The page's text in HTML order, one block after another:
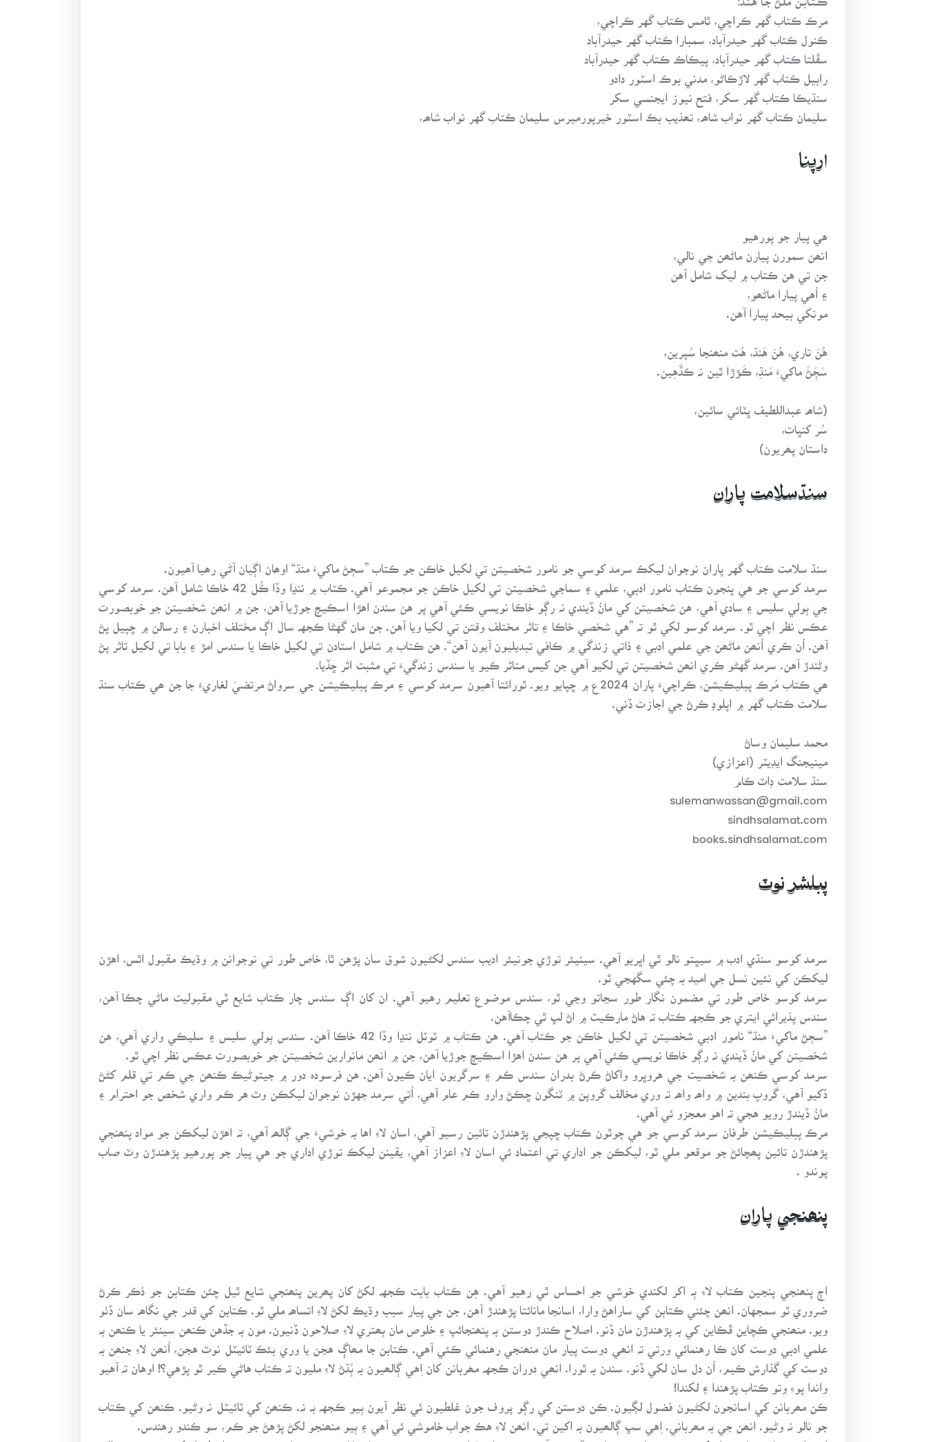
مرڪ ڪتاب گهر ڪراچي، ٿامس ڪتاب گهر ڪراچي،
ڪنول ڪتاب گهر حيدرآباد، سمبارا ڪتاب گهر حيدرآباد
سڦلتا ڪتاب گهر حيدرآباد، پيڪاڪ ڪتاب گهر حيدرآباد
رابيل ڪتاب گهر لاڙڪاڻو، مدني بوڪ اسٽور دادو
سنڌيڪا ڪتاب گهر سکر، فتح نيوز ايجنسي سکر
سليمان ڪتاب گهر نواب شاھہ، تھذيب بڪ اسٽور خيرپورميرس سليمان ڪتاب گهر نواب شاھہ،
ارپنا
هي پيار جو پورهيو
انھن سمورن پيارن ماڻھن جي نالي،
جن تي هن ڪتاب ۾ ليک شامل آهن
۽ اُهي پيارا ماڻھو،
مونکي بيحد پيارا آهن.
هُنَ تاري، هُنَ هَنڌ، هُت منھنجا سُپرين،
سَڄَڻَ ماکيءَ مَنڌِ، ڪَؤڙا ٿين نہ ڪڏَهِين.
(شاھہ عبداللطيف ڀٽائي سائين،
سُر کنڀات،
داستان پھريون)
سنڌسلامت پاران
سنڌ سلامت ڪتاب گهر پاران نوجوان ليکڪ سرمد کوسي جو نامور شخصيتن تي لکيل خاڪن جو ڪتاب ”سڄڻ ماکيءَ منڌ“ اوھان اڳيان آڻي رھيا آھيون.
سرمد کوسي جو هي پنجون ڪتاب نامور ادبي، علمي ۽ سماجي شخصيتن تي لکيل خاڪن جو مجموعو آهي. ڪتاب ۾ ننڍا وڏا ڪُل 42 خاڪا شامل آهن. سرمد کوسي
جي ٻولي سليس ۽ سادي آهي، هن شخصيتن کي مانُ ڏيندي نہ رڳو خاڪا نويسي ڪئي آهي پر هن سندن اهڙا اسڪيچ جوڙيا آهن، جن ۾ انھن شخصيتن جو خوبصورت
عڪس نظر اچي ٿو. سرمد کوسو لکي ٿو تہ ”هي شخصي خاڪا ۽ تاثر مختلف وقتن تي لکيا ويا آهن. جن مان گهڻا ڪجهہ سال اڳ مختلف اخبارن ۽ رسالن ۾ ڇپيل پڻ
آهن. اُن ڪري اُنھن ماڻھن جي علمي ادبي ۽ ذاتي زندگي ۾ ڪافي تبديليون آيون آهن“. هن ڪتاب ۾ شامل استادن تي لکيل خاڪا يا سندس امڙ ۽ بابا تي لکيل تاثر پڻ
وڻندڙ آهن. سرمد گهڻو ڪري انھن شخصيتن تي لکيو آهي جن کيس متاثر ڪيو يا سندس زندگيءَ تي مثبت اثر ڇڏيا.
ھي ڪتاب مُرڪ پبليڪيشن، ڪراچيءَ پاران 2024ع ۾ ڇپايو ويو. ٿورائتا آھيون سرمد کوسي ۽ مرڪ پبليڪيشن جي سرواڻ مرتضيٰ لغاريءَ جا جن ھي ڪتاب سنڌ
سلامت ڪتاب گهر ۾ اپلوڊ ڪرڻ جي اجازت ڏني.
محمد سليمان وساڻ
مينيجنگ ايڊيٽر (اعزازي)
سنڌ سلامت ڊاٽ ڪام
sulemanwassan@gmail.com
sindhsalamat.com
books.sindhsalamat.com
پبلشر نوٽ
سرمد کوسو سنڌي ادب ۾ سيڀتو نالو ٿي اڀريو آهي. سينيئر توڙي جونيئر اديب سندس لکڻيون شوق سان پڙهن ٿا، خاص طور تي نوجوانن ۾ وڌيڪ مقبول اٿس، اهڙن
ليکڪن کي نئين نسل جي اميد بہ چئي سگهجي ٿو.
سرمد کوسو خاص طور تي مضمون نگار طور سڃاتو وڃي ٿو، سندس موضوع تعليم رهيو آهي. ان کان اڳ سندس چار ڪتاب شايع ٿي مقبوليت ماڻي چڪا آهن،
سندس پذيرائي ايتري جو ڪجهہ ڪتاب تہ هاڻ مارڪيٽ ۾ اڻ لڀ ٿي چڪاآهن.
”سڄڻ ماکيءَ منڌ“ نامور ادبي شخصيتن تي لکيل خاڪن جو ڪتاب آهي. هن ڪتاب ۾ ٽوٽل ننڍا وڏا 42 خاڪا آهن. سندس ٻولي سليس ۽ سليڪي واري آهي، هن
شخصيتن کي مانُ ڏيندي نہ رڳو خاڪا نويسي ڪئي آهي پر هن سندن اهڙا اسڪيچ جوڙيا آهن، جن ۾ انھن مانوارين شخصيتن جو خوبصورت عڪس نظر اچي ٿو.
سرمد کوسي ڪنھن بہ شخصيت جي هروڀرو واکاڻ ڪرڻ بدران سندس ڪم ۽ سرگريون ايان ڪيون آهن. هن فرسودہ دور ۾ جيتوڻيڪ ڪنھن جي ڪم تي قلم کڻڻ
ڏکيو آهي، گروپ بندين ۾ واھہ واھہ تہ وري مخالف گروپن ۾ ٽنگون ڇڪڻ وارو ڪم عام آهي، اُتي سرمد جهڙن نوجوان ليکڪن وٽ هر ڪم واري شخص جو احترام ۽
مانُ ڏيندڙ رويو هجي تہ اهو معجزو ئي آهي.
مرڪ پبليڪيشن طرفان سرمد کوسي جو هي چوٿون ڪتاب ڇپجي پڙهندڙن تائين رسيو آهي، اسان لاءِ اها بہ خوشيءَ جي ڳالھہ آهي، تہ اهڙن ليکڪن جو مواد پنھنجي
پڙهندڙن تائين پھچائڻ جو موقعو ملي ٿو، ليکڪن جو اداري تي اعتماد ئي اسان لاءِ اعزاز آهي، يقينن ليکڪ توڙي اداري جو هي پيار جو پورهيو پڙهندڙن وٽ صاب
پنھنجي پاران
اڄ پنھنجي پنجين ڪتاب لاءِ ٻہ اکر لکندي خوشي جو احساس ٿي رهيو آهي. هِن ڪتاب بابت ڪجهہ لکڻ کان پھرين پنھنجي شايع ٿيل چئن ڪتابن جو ذڪر ڪرڻ
ضروري ٿو سمجهان. انھن چئني ڪتابن کي ساراهڻ وارا، اسانجا مانائتا پڙهندڙ آهن. جن جي پيار سبب وڌيڪ لکڻ لاءِ اتساھہ ملي ٿو. ڪتابن کي قدر جي نگاھہ سان ڏٺو
ويو. منھنجي ڪچاين ڦڪاين کي بہ پڙهندڙن مان ڏنو. اصلاح ڪندڙ دوستن بہ پنھنجائپ ۽ خلوص مان بھتري لاءِ صلاحون ڏنيون. مون بہ جڏهن ڪنھن سينئر يا ڪنھن بہ
علمي ادبي دوست کان ڪا رهنمائي ورتي تہ انھي دوست پيار مان منھنجي رهنمائي ڪئي آهي. ڪتابن جا مھاڳ هجن يا وري بئڪ ٽائيٽل نوٽ هجن، اُنھن لاءِ جنھن بہ
دوست کي گذارش ڪيم، اُن دل سان لکي ڏنو. سندن بہ ٿورا. انھي دوران ڪجهہ مھربانن کان اِهي ڳالھيون بہ ٻُڌڻ لاءِ مليون تہ ڪتاب هاڻي ڪير ٿو پڙهي؟! اوهان تہ آهيو
واندا پوءِ وتو ڪتاب پڙهندا ۽ لکندا!
ڪن مھربانن کي اسانجون لکڻيون فضول لڳيون. ڪن دوستن کي رڳو پروف جون غلطيون ئي نظر آيون ٻيو ڪجهہ بہ نہ. ڪنھن کي ٽائيٽل نہ وڻيو. ڪنھن کي ڪتاب
جو نالو نہ وڻيو. انھن جي بہ مھرباني. اِهي سڀ ڳالھيون بہ اکين تي. انھن لاءِ هڪ جواب خاموشي ئي آهي ۽ ٻيو منھنجو لکڻ پڙهڻ جو ڪم، سو ڪندو رهندس.
اڄڪلھہ ڪتاب ڇپائڻ ۽ ان کي پڙهندڙن تائين پھچائڻ وڏو ڪم آهي. مون شايع ٿيل پنھنجي سمورن ڪتابن لاءِ ڪنھن بہ مائٽ، دوست ۽ واسطيدار کي ڪنھن بہ حوالي